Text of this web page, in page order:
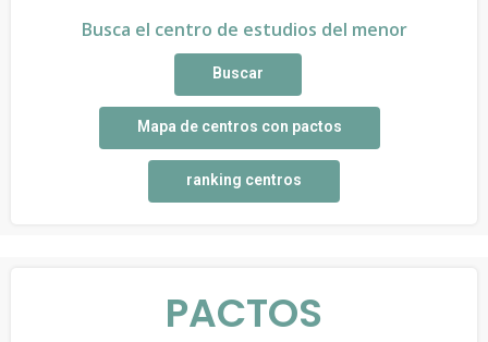
Busca el centro de estudios del menor
Buscar
Mapa de centros con pactos
ranking centros
PACTOS